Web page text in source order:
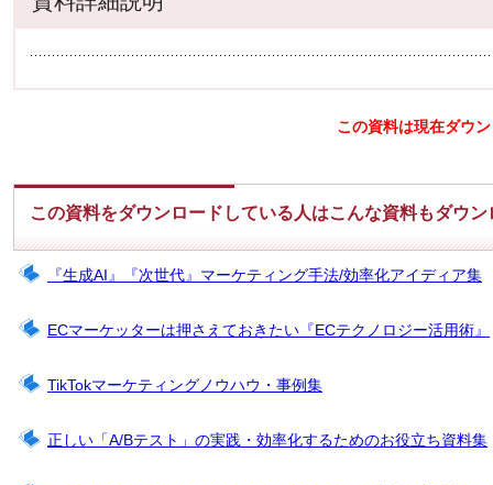
この資料は現在ダウ
この資料をダウンロードしている人はこんな資料もダウ
『生成AI』『次世代』マーケティング手法/効率化アイディア集
ECマーケッターは押さえておきたい『ECテクノロジー活用術』
TikTokマーケティングノウハウ・事例集
正しい「A/Bテスト」の実践・効率化するためのお役立ち資料集